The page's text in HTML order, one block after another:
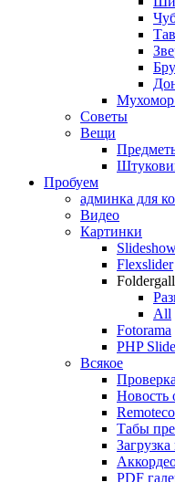
Мухомор
Советы
Вещи
Пробуем
админка для
Видео
Картинки
Flexslider
All
Fotorama
PHP
Всякое
Новость
Табы
Загрузка
PDF